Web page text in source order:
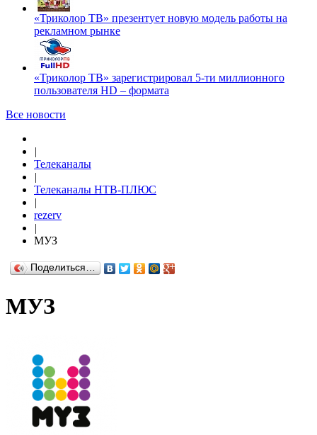
«Триколор ТВ» презентует новую модель работы на
рекламном рынке
«Триколор ТВ» зарегистрировал 5-ти миллионного
пользователя HD – формата
Все новости
|
Телеканалы
|
Телеканалы НТВ-ПЛЮС
|
rezerv
|
МУЗ
Поделиться…
МУЗ